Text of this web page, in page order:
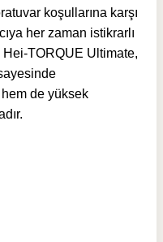
koşullarına karşı
her zaman istikrarlı
TORQUE Ultimate,
de yüksek